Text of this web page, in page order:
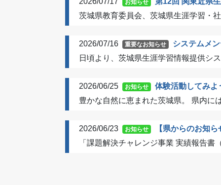
お知らせ
茨城県教育委員会、茨城県生涯学習・
2026/07/16 重要なお知らせ
システムメ
日頃より、茨城県生涯学習情報提供シ
2026/06/25 お知らせ
体験活動してみよ
豊かな自然に恵まれた茨城県。 県内に
2026/06/23 お知らせ
【県からのお知
「課題解決チャレンジ事業 実績報告